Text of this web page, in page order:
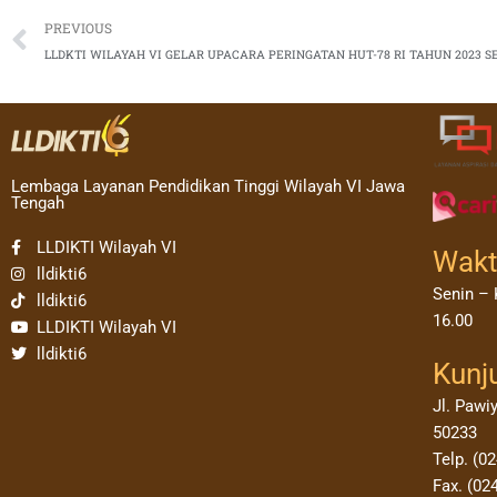
Prev
PREVIOUS
Lembaga Layanan Pendidikan Tinggi Wilayah VI Jawa
Tengah
LLDIKTI Wilayah VI
lldikti6
lldikti6
LLDIKTI Wilayah VI
lldikti6
Senin –
16.00
Jl.
50233
Telp.
Fax.